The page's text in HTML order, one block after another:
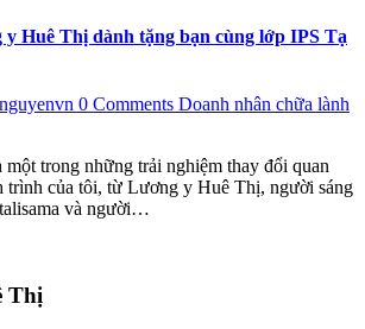
Huê Thị dành tặng bạn cùng lớp IPS Tạ
0 Comments Doanh nhân chữa lành
trong những trải nghiệm thay đổi quan
trình của tôi, từ Lương y Huê Thị, người sáng
và người…
Thị